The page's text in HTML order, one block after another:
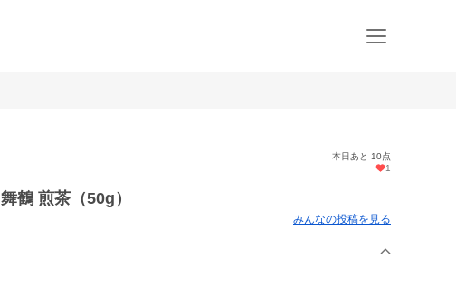
本日あと 10点
1
鶴 煎茶（50g）
みんなの投稿を見る